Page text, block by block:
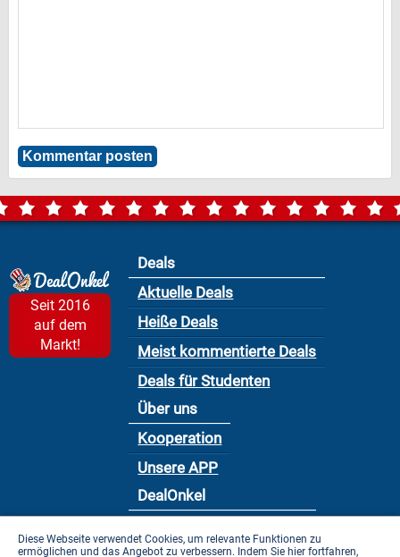
Seit 2016
auf dem
Markt!
Deals
Aktuelle Deals
Heiße Deals
Meist kommentierte Deals
Deals für Studenten
Über uns
Kooperation
Unsere APP
DealOnkel
Diese Webseite verwendet Cookies, um relevante Funktionen zu
ermöglichen und das Angebot zu verbessern. Indem Sie hier fortfahren,